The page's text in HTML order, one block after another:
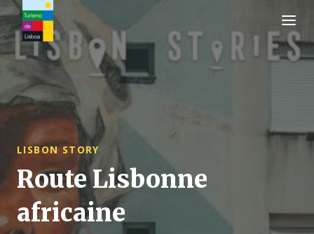
Logo de Turismo de Lisboa
LISBON STORY
Route Lisbonne
africaine